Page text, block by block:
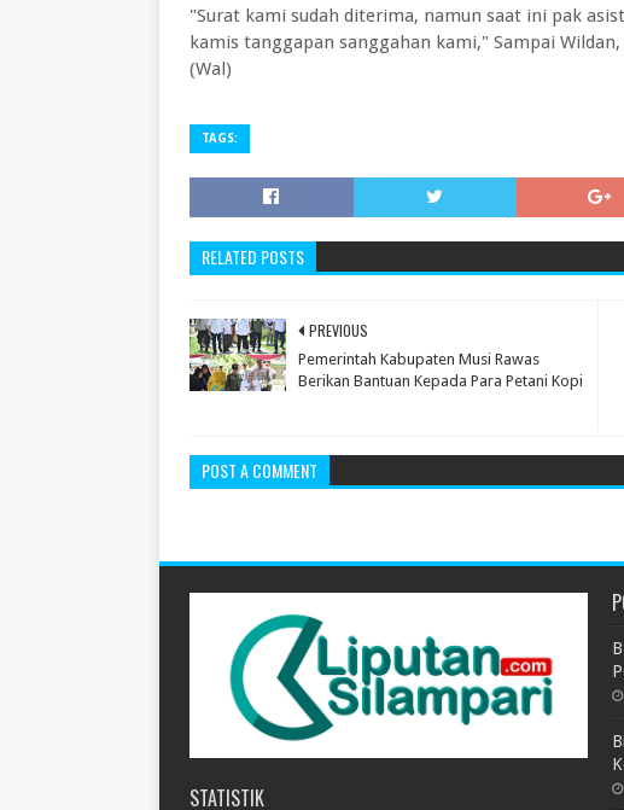
"Surat kami sudah diterima, namun saat ini pak
kamis tanggapan sanggahan kami," Sampai
(Wal)
TAGS:
RELATED POSTS
PREVIOUS
Pemerintah Kabupaten Musi Rawas
Berikan Bantuan Kepada Para Petani Kopi
POST A COMMENT
STATISTIK